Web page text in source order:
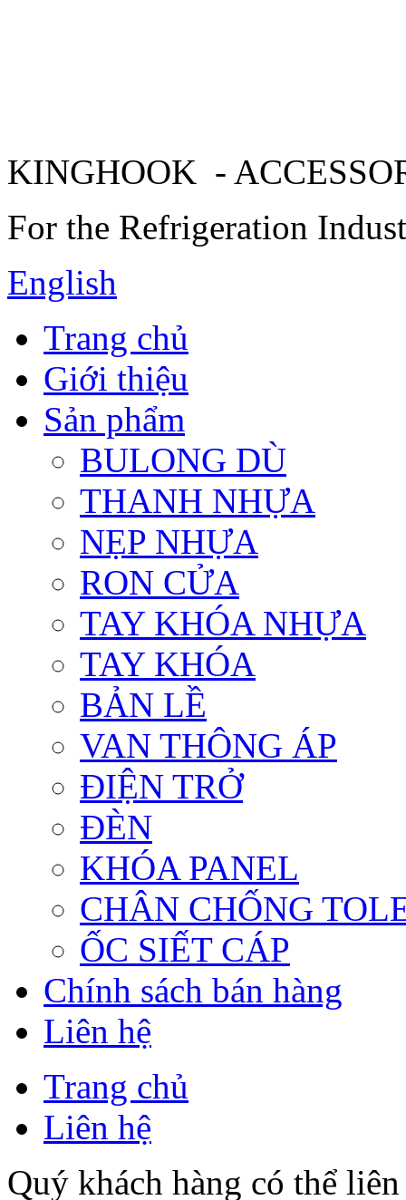
KINGHOOK -
For the Refrigeration
English
Trang chủ
Giới thiệu
Sản phẩm
BULONG DÙ
THANH NHỰA
NẸP NHỰA
RON CỬA
TAY KHÓA NHỰA
TAY KHÓA
BẢN LỀ
VAN THÔNG ÁP
ĐIỆN TRỞ
ĐÈN
KHÓA PANEL
CHÂN CHỐNG
ỐC SIẾT CÁP
Chính sách bán hàng
Liên hệ
Trang chủ
Liên hệ
Quý khách hàng có thể